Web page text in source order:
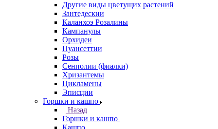
Другие виды цветущих растений
Зантедескии
Каланхоэ Розалины
Кампанулы
Орхидеи
Пуансеттии
Розы
Сенполии (фиалки)
Хризантемы
Цикламены
Эписции
Горшки и кашпо
Назад
Горшки и кашпо
Кашпо